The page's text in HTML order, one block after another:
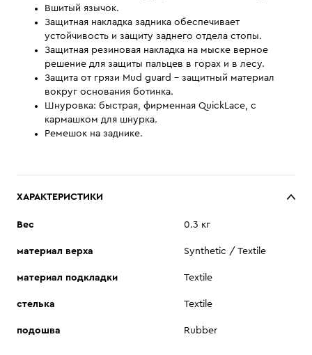
Вшитый язычок.
Защитная накладка задника обеспечивает
устойчивость и защиту заднего отдела стопы.
Защитная резиновая накладка на мыске верное
решение для защиты пальцев в горах и в лесу.
Защита от грязи Mud guard - защитный материал
вокруг основания ботинка.
Шнуровка: быстрая, фирменная QuickLace, с
кармашком для шнурка.
Ремешок на заднике.
ХАРАКТЕРИСТИКИ
Вес 0.3 кг
материал верха Synthetic / Textile
материал подкладки Textile
стелька Textile
подошва Rubber